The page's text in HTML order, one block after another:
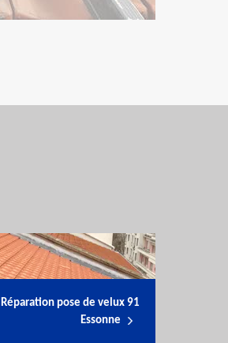
Réparation pose de velux 91
Essonne